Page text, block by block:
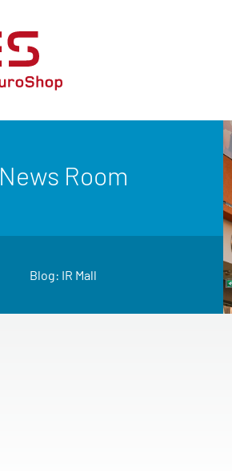
News Room
Blog: IR Mall